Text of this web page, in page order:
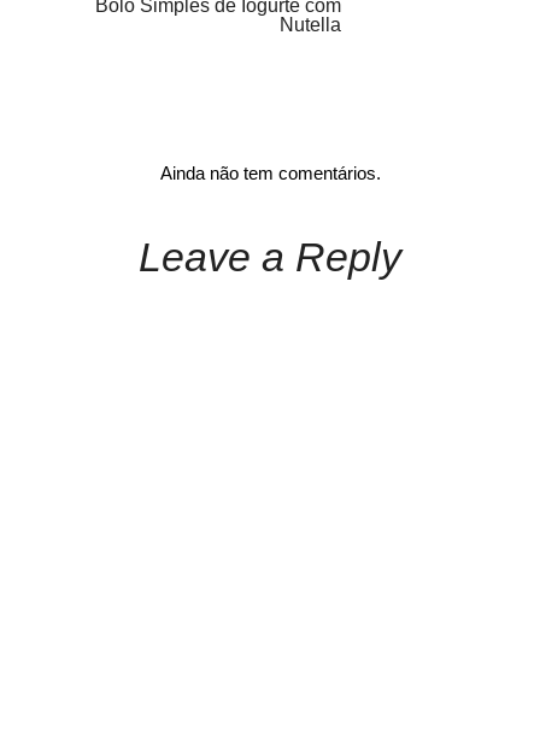
Bolo Simples de Iogurte com
Nutella
Ainda não tem comentários.
Leave a Reply